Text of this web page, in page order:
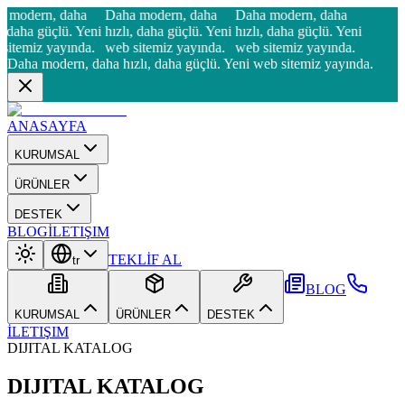
modern, daha
daha güçlü. Yeni
yayında.
Daha modern, daha
hızlı, daha güçlü. Yeni
web sitemiz yayında.
Daha modern, daha
hızlı, daha güçlü. Yeni
web sitemiz yayında.
Daha modern, daha hızlı, daha güçlü. Yeni web sitemiz yayında.
ANASAYFA
KURUMSAL
ÜRÜNLER
DESTEK
BLOGİLETIŞIM
tr TEKLİF AL
KURUMSAL ÜRÜNLER DESTEK
BLOG
İLETIŞIM
DIJITAL KATALOG
DIJITAL KATALOG